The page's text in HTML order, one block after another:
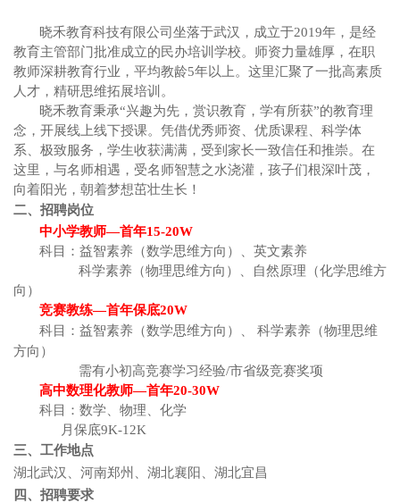
晓禾教育科技有限公司坐落于武汉，成立于2019年，是经
教育主管部门批准成立的民办培训学校。师资力量雄厚，在职
教师深耕教育行业，平均教龄5年以上。这里汇聚了一批高素质
人才，精研思维拓展培训。
晓禾教育秉承“兴趣为先，赏识教育，学有所获”的教育理
念，开展线上线下授课。凭借优秀师资、优质课程、科学体
系、极致服务，学生收获满满，受到家长一致信任和推崇。在
这里，与名师相遇，受名师智慧之水浇灌，孩子们根深叶茂，
向着阳光，朝着梦想茁壮生长！
二、招聘岗位
中小学教师—首年15-20W
科目：益智素养（数学思维方向）、英文素养
科学素养（物理思维方向）、自然原理（化学思维方
向）
竞赛教练—首年保底20W
科目：益智素养（数学思维方向）、
科学素养（物理思维
方向）
需有小初高竞赛学习经验/市省级竞赛奖项
高中数理化教师—首年20-30W
科目：数学、物理、化学
月保底9K-12K
三、 工作地点
湖北武汉、河南郑州、湖北襄阳
湖北宜昌
四、 招聘要求